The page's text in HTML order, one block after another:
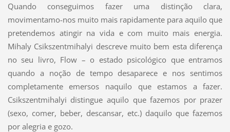
Quando conseguimos fazer uma distinção clara,
movimentamo-nos muito mais rapidamente para aquilo que
pretendemos atingir na vida e com muito mais energia.
Mihaly Csikszentmihalyi descreve muito bem esta diferença
no seu livro, Flow – o estado psicológico que entramos
quando a noção de tempo desaparece e nos sentimos
completamente emersos naquilo que estamos a fazer.
Csikszentmihalyi distingue aquilo que fazemos por prazer
(sexo, comer, beber, descansar, etc.) daquilo que fazemos
por alegria e gozo.